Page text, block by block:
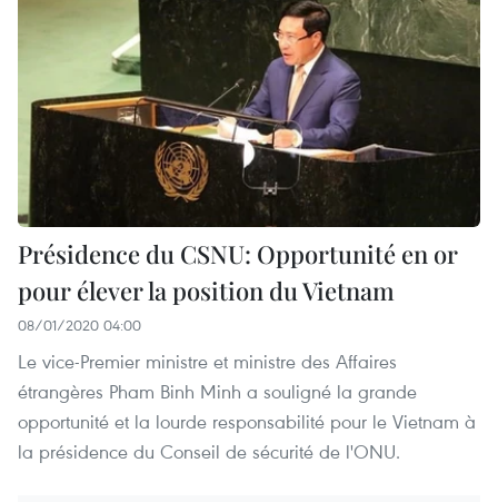
Présidence du CSNU: Opportunité en or
pour élever la position du Vietnam
08/01/2020 04:00
Le vice-Premier ministre et ministre des Affaires
étrangères Pham Binh Minh a souligné la grande
opportunité et la lourde responsabilité pour le Vietnam à
la présidence du Conseil de sécurité de l'ONU.